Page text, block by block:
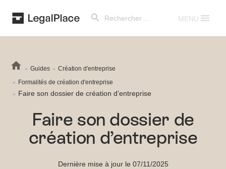
for:
MENU
Guides
Création d'entreprise
Formalités de création d'entreprise
Faire son dossier de création d’entreprise
Faire son dossier de
création d’entreprise
Dernière mise à jour le 07/11/2025